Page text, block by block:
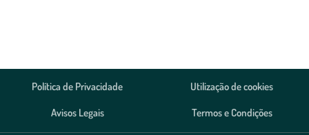
Política de Privacidade
Utilização de cookies
Avisos Legais
Termos e Condições